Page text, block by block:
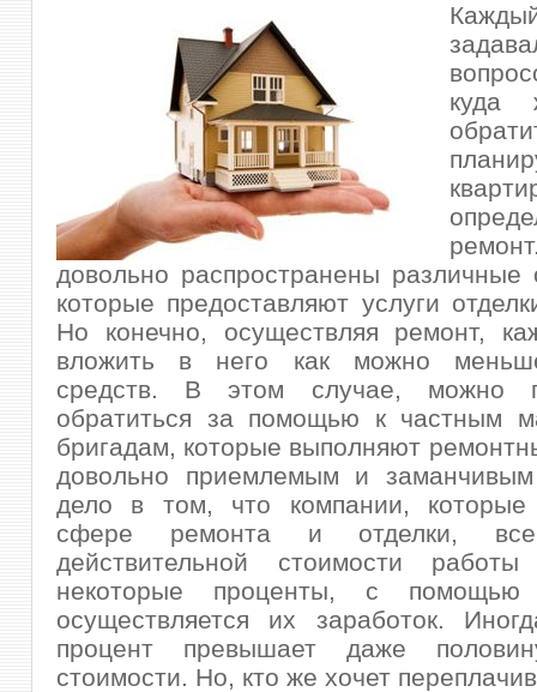
куда
довольно распространены различные
которые предоставляют услуги
Но конечно, осуществляя ремонт,
вложить в него как можно
средств. В этом случае, можно
обратиться за помощью к частным
бригадам, которые выполняют
довольно приемлемым и
дело в том, что компании,
сфере ремонта и отделки,
действительной стоимости работы
некоторые проценты, с
осуществляется их заработок.
процент превышает даже
стоимости. Но, кто же хочет